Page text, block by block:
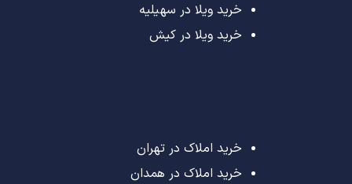
خرید ویلا در سهیلیه
خرید ویلا در کیش
خرید املاک در تهران
خرید املاک در همدان